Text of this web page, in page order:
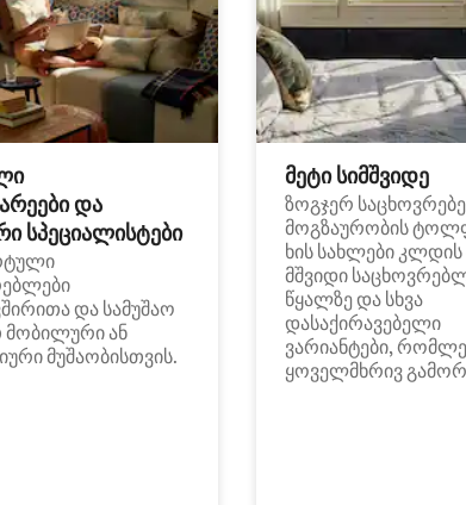
და
სპეციალისტები
და სამუშაო
მობილური ან
მუშაობისთვის.
მეტი სიმშვიდე
ზოგჯერ
მოგზაურობის
ხის სახლები კლდის
მშვიდი
წყალზე და სხვა
დასაქირავებელი
ვარიანტები,
ყოველმხრივ